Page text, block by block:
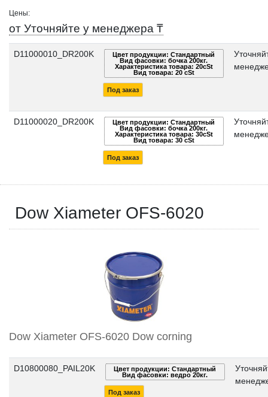
Цены:
от Уточняйте у менеджера ₸
D11000010_DR200K
Цвет продукции: Стандартный
Вид фасовки: бочка 200кг.
Характеристика товара: 20cSt
Вид товара: 20 cSt
Под заказ
D11000020_DR200K
Цвет продукции: Стандартный
Вид фасовки: бочка 200кг.
Характеристика товара: 30cSt
Вид товара: 30 cSt
Под заказ
Dow Xiameter OFS-6020
Dow Xiameter OFS-6020 Dow corning
D10800080_PAIL20K
Цвет продукции: Стандартный
Вид фасовки: ведро 20кг.
Под заказ